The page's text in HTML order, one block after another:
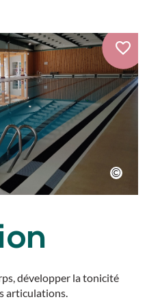
développer la tonicité
articulations.